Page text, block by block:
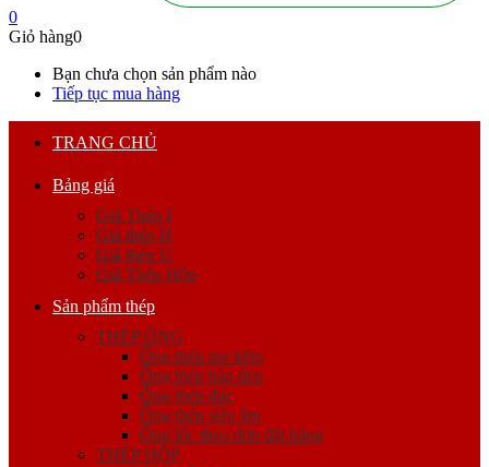
0
Giỏ hàng0
Bạn chưa chọn sản phẩm nào
Tiếp tục mua hàng
TRANG CHỦ
Bảng giá
Giá Thép I
Giá thép H
Giá thép U
Giá Thép Hộp
Sản phẩm thép
THÉP ỐNG
Ống thép mạ kẽm
Ống thép hàn đen
Ống thép đúc
Ống thép siêu âm
Ống lốc theo đơn đặt hàng
THÉP HỘP